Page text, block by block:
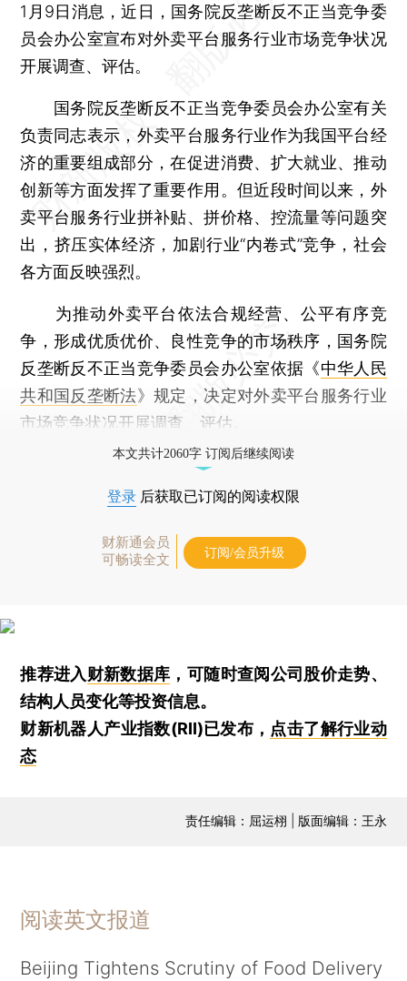
1月9日消息，近日，国务院反垄断反不正当竞争委
员会办公室宣布对外卖平台服务行业市场竞争状况
开展调查、评估。
国务院反垄断反不正当竞争委员会办公室有关
负责同志表示，外卖平台服务行业作为我国平台经
济的重要组成部分，在促进消费、扩大就业、推动
创新等方面发挥了重要作用。但近段时间以来，外
卖平台服务行业拼补贴、拼价格、控流量等问题突
出，挤压实体经济，加剧行业“内卷式”竞争，社会
各方面反映强烈。
为推动外卖平台依法合规经营、公平有序竞
争，形成优质优价、良性竞争的市场秩序，国务院
反垄断反不正当竞争委员会办公室依据《中华人民
共和国反垄断法》规定，决定对外卖平台服务行业
市场竞争状况开展调查、评估。
本文共计2060字 订阅后继续阅读
登录 后获取已订阅的阅读权限
财新通会员
可畅读全文
订阅/会员升级
推荐进入财新数据库 ，可随时查阅公司股价走势、
结构人员变化等投资信息。
财新机器人产业指数(RII)已发布， 点击了解行业动
态
责任编辑：屈运栩 | 版面编辑：王永
阅读英文报道
Beijing Tightens Scrutiny of Food Delivery